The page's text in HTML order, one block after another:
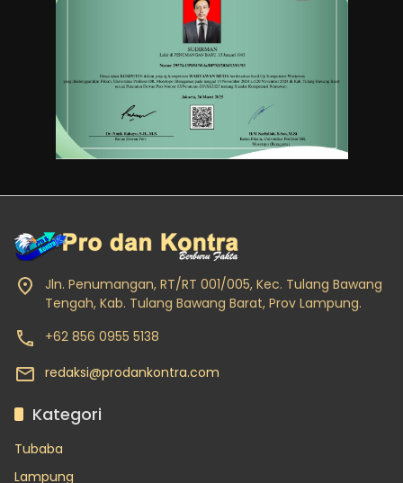
Jln. Penumangan, RT/RT 001/005, Kec. Tulang Bawang
Tengah, Kab. Tulang Bawang Barat, Prov Lampung.
+62 856 0955 5138
redaksi@prodankontra.com
Kategori
Tubaba
Lampung